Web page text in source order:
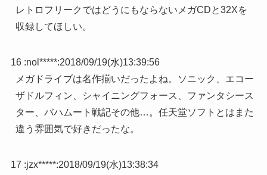
レトロフリークではどうにもならないメガCDと32Xを
収録してほしい。
16 :nol*****:2018/09/19(水)13:39:56
メガドライブは名作揃いだったよね。ソニック、エコー
ザドルフィン、シャイニングフォース、ファンタシース
ター、バハムート戦記その他…。任天堂ソフトとはまた
違う雰囲気で好きだったな。
17 :jzx*****:2018/09/19(水)13:38:34